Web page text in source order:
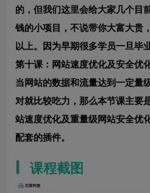
的，但我们这里会给大家几个目
钱的小项目，不说带你大富大贵
以上。因为早期很多学员一旦毕
第十课：网站速度优化及安全优
当网站的数据和流量达到一定量
对就比较吃力，那么本节课主要
站速度优化及重量级网站安全优
配套的插件。
课程截图